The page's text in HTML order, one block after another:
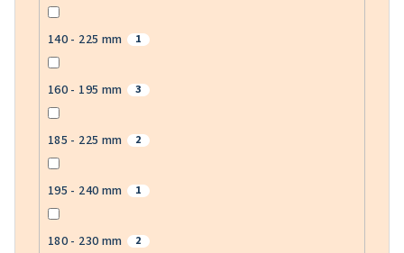
140 - 225 mm 1
160 - 195 mm 3
185 - 225 mm 2
195 - 240 mm 1
180 - 230 mm 2